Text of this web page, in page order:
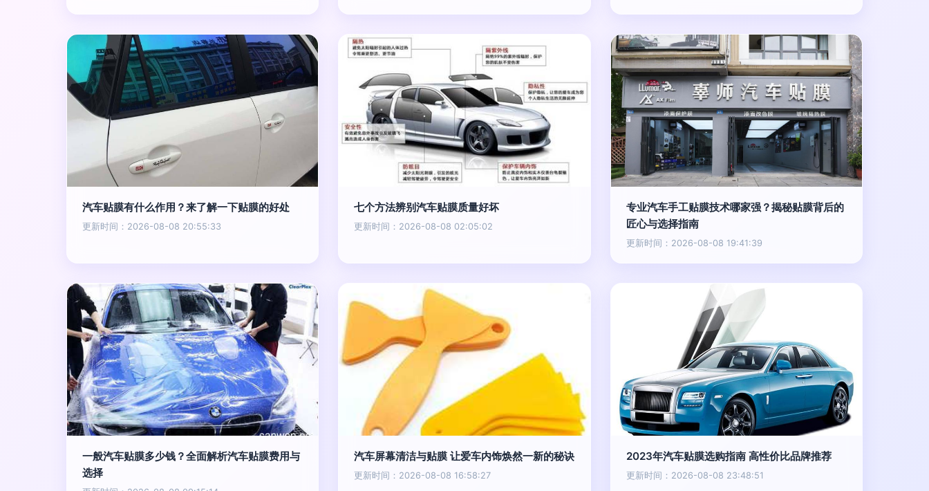
汽车贴膜有什么作用？来了解一下贴膜的好处
更新时间：2026-08-08 20:55:33
七个方法辨别汽车贴膜质量好坏
更新时间：2026-08-08 02:05:02
专业汽车手工贴膜技术哪家强？揭秘贴膜背后的
匠心与选择指南
更新时间：2026-08-08 19:41:39
一般汽车贴膜多少钱？全面解析汽车贴膜费用与
选择
汽车屏幕清洁与贴膜 让爱车内饰焕然一新的秘诀
更新时间：2026-08-08 16:58:27
2023年汽车贴膜选购指南 高性价比品牌推荐
更新时间：2026-08-08 23:48:51